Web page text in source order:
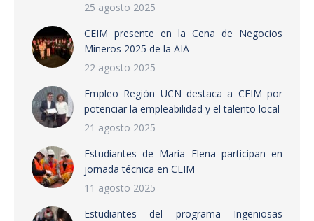
25 agosto 2025
CEIM presente en la Cena de Negocios
Mineros 2025 de la AIA
22 agosto 2025
Empleo Región UCN destaca a CEIM por
potenciar la empleabilidad y el talento local
21 agosto 2025
Estudiantes de María Elena participan en
jornada técnica en CEIM
11 agosto 2025
Estudiantes del programa Ingeniosas